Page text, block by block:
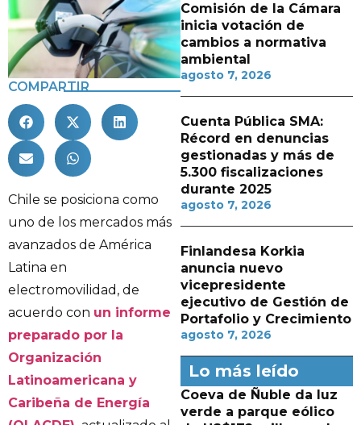
COMPARTIR
Chile se posiciona como
uno de los mercados más
avanzados de América
Latina en
electromovilidad, de
acuerdo con un informe
preparado por la
Organización
Latinoamericana y
Caribeña de Energía
Comisión de la Cámara
inicia votación de
cambios a normativa
ambiental
agosto 7, 2026
Cuenta Pública SMA:
Récord en denuncias
gestionadas y más de
5.300 fiscalizaciones
durante 2025
agosto 7, 2026
Finlandesa Korkia
anuncia nuevo
vicepresidente
ejecutivo de Gestión de
Portafolio y Crecimiento
agosto 7, 2026
Lo más leído
Coeva de Ñuble da luz
verde a parque eólico